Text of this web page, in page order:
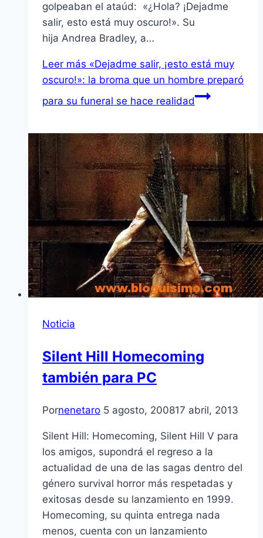
golpeaban el ataúd: «¿Hola? ¡Dejadme
salir, esto está muy oscuro!». Su
hija Andrea Bradley, a…
Leer más «Dejadme salir, ¡esto está muy
oscuro!»: la broma que un hombre preparó
para su funeral se hace realidad
Noticia
Silent Hill Homecoming
también para PC
Pornenetaro 5 agosto, 200817 abril, 2013
Silent Hill: Homecoming, Silent Hill V para
los amigos, supondrá el regreso a la
actualidad de una de las sagas dentro del
género survival horror más respetadas y
exitosas desde su lanzamiento en 1999.
Homecoming, su quinta entrega nada
menos, cuenta con un lanzamiento